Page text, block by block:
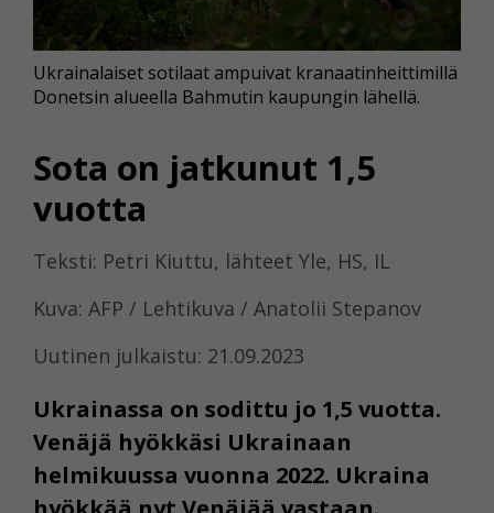
Sota on jatkunut 1,5
vuotta
Teksti: Petri Kiuttu, lähteet Yle, HS, IL
Kuva: AFP / Lehtikuva / Anatolii Stepanov
Uutinen julkaistu: 21.09.2023
Ukrainassa on sodittu jo 1,5 vuotta.
Venäjä hyökkäsi Ukrainaan
helmikuussa vuonna 2022. Ukraina
Ukrainalaiset sotilaat ampuivat kranaatinheittimillä
Donetsin alueella Bahmutin kaupungin lähellä.